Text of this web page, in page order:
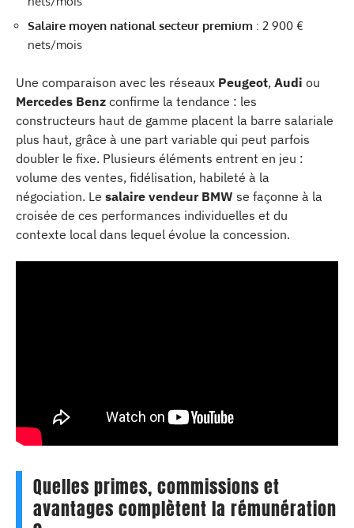
Salaire moyen national secteur premium : 2 900 €
nets/mois
Une comparaison avec les réseaux Peugeot, Audi ou
Mercedes Benz confirme la tendance : les
constructeurs haut de gamme placent la barre salariale
plus haut, grâce à une part variable qui peut parfois
doubler le fixe. Plusieurs éléments entrent en jeu :
volume des ventes, fidélisation, habileté à la
négociation. Le salaire vendeur BMW se façonne à la
croisée de ces performances individuelles et du
contexte local dans lequel évolue la concession.
Quelles primes, commissions et
avantages complètent la rémunération